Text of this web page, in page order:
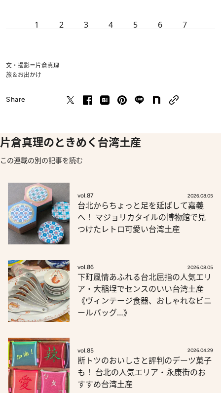
1 2 3 4 5 6 7
文・撮影＝片倉真理
旅＆お出かけ
Share
片倉真理のときめく台湾土産
この連載の別の記事を読む
vol.87 2026.08.05
台北からちょっと足を延ばして嘉義
へ！ マジョリカタイルの博物館で見
つけたレトロ可愛い台湾土産
vol.86 2026.08.05
下町風情あふれる台北屈指の人気エリ
ア・大稲埕でセンスのいい台湾土産
《ヴィンテージ食器、おしゃれなビニ
ールバッグ…》
vol.85 2026.04.29
断トツのおいしさと評判のデーツ菓子
も！ 台北の人気エリア・永康街のお
すすめ台湾土産